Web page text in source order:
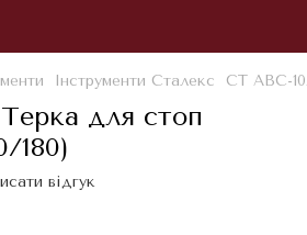
Інструменти Сталекс СТ ABC-
для стоп
180)
відгук